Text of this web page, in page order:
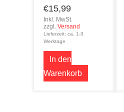
€15,99
Inkl. MwSt.
zzgl.Versand
Lieferzeit: ca. 1-3
Werktage
In den
Warenkorb